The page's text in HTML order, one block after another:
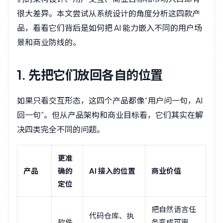
很大差异。本文尝试从系统设计的角度分析这四款产
品，看看它们背后是如何把 AI 能力嵌入不同的用户场
景和商业防线的。
1. 先把它们放回各自的位置
如果只看交互形态，这四个产品都像“用户问一句，AI
回一句”。但从产品架构和商业目标看，它们其实在解
决四类完全不同的问题。
产品
更准
确的
定位
AI 接入的位置 商业价值
代码仓库、执
把自然语言任